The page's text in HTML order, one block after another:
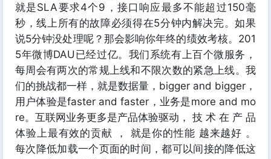
就是SLA要求4个9，接口响应最多不能超过150毫
秒，线上所有的故障必须得在5分钟内解决完。如果
说5分钟没处理呢？那会影响你年终的绩效考核。201
5年微博DAU已经过亿。我们系统有上百个微服务，
每周会有两次的常规上线和不限次数的紧急上线。我
们的挑战都一样，就是数据量，bigger and bigger，
用户体验是faster and faster，业务是more and mo
re。互联网业务更多是产品体验驱动， 技 术 在 产 品
体验上最有效的贡献 ， 就是你的性能 越来越好 。
每次降低加载一个页面的时间，都可以间接的降低这